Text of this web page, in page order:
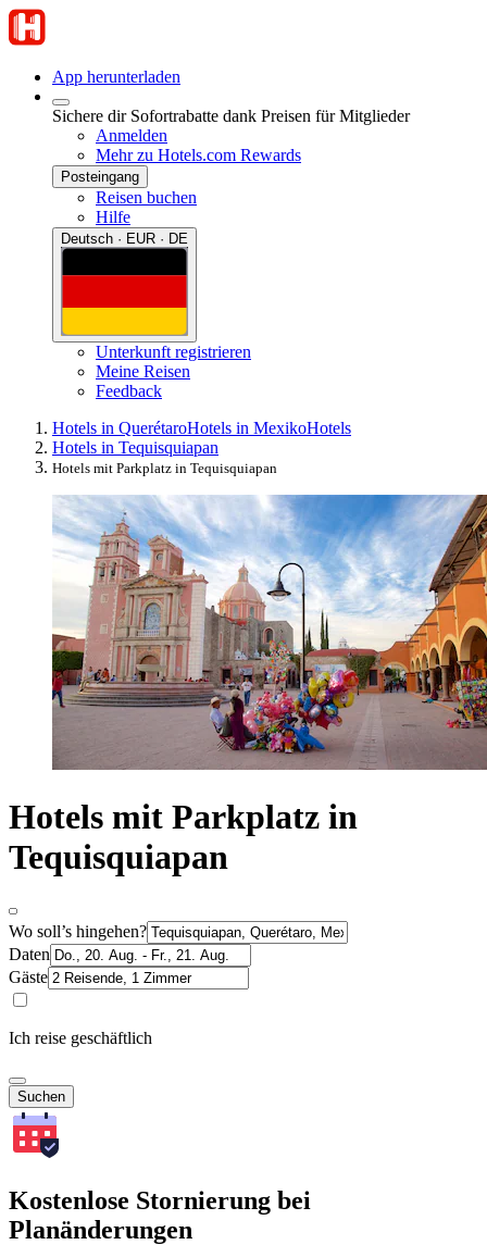
App herunterladen
Sichere dir Sofortrabatte dank Preisen für Mitglieder
Anmelden
Mehr zu Hotels.com Rewards
Posteingang
Reisen buchen
Hilfe
Deutsch · EUR · DE
Unterkunft registrieren
Meine Reisen
Feedback
Hotels in QuerétaroHotels in MexikoHotels
Hotels in Tequisquiapan
Hotels mit Parkplatz in Tequisquiapan
Hotels mit Parkplatz in
Tequisquiapan
Wo soll’s hingehen?
Daten
Gäste
Ich reise geschäftlich
Suchen
Kostenlose Stornierung bei
Planänderungen